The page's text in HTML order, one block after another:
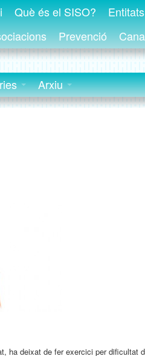
Què és el SISO?
Prevenció
Arxiu
ha deixat de fer exercici per dificultat